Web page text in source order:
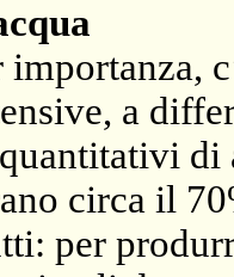
a
di
circa il
per